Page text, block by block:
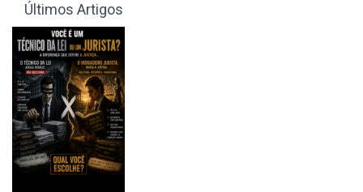
Últimos Artigos